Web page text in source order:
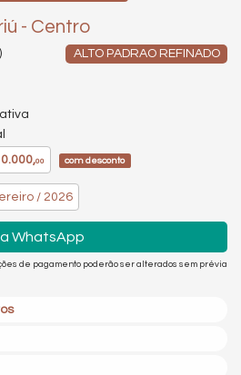
- Centro
ALTO PADRAO REFINADO
00 com desconto
/ 2026
WhatsApp
de pagamento poderão ser alterados sem prévia